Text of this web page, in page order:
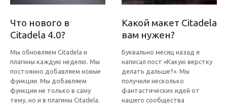
Что нового в
Citadela 4.0?
Мы обновляем Citadela и
плагины каждую неделю. Мы
постоянно добавляем новые
функции. Мы добавляем
функции не только в саму
тему, но и в плагины Citadela.
Какой макет Citadela
вам нужен?
Буквально месяц назад я
написал пост «Какую верстку
делать дальше?». Мы
получили несколько
фантастических идей от
нашего сообщества